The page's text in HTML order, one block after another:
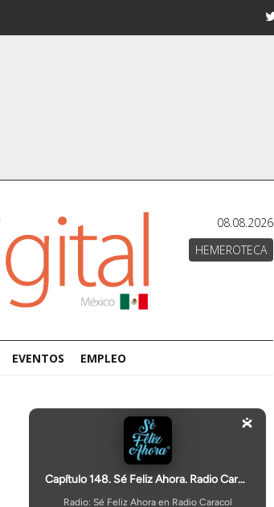
08.08.2026
HEMEROTECA
EVENTOS EMPLEO